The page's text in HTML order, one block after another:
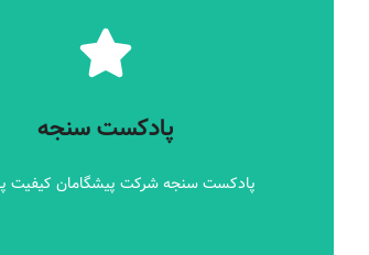
پادکست سنجه
پادکست سنجه شرکت پیشگامان کیفیت
پادکست سنجه
پادکست سنجه شرکت پیشگامان کیفیت
جزئیات بیشتر